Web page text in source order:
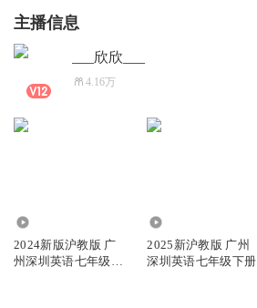
主播信息
___欣欣___
4.16万
2024新版沪教版 广
州深圳英语七年级上
2025新沪教版 广州
深圳英语七年级下册